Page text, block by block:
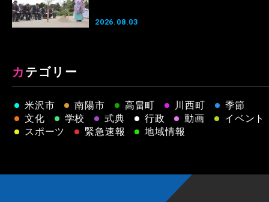
2026.08.03
カテゴリー
米沢市 南陽市 高畠町 川西町
季節
文化
学校 式典 行政 動画
イベント
スポーツ
緊急速報 地域情報